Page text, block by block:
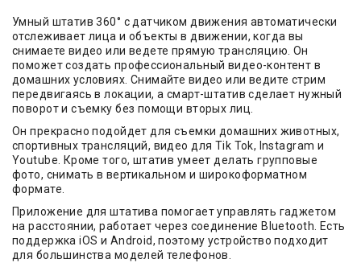
Умный штатив 360° с датчиком движения автоматически
отслеживает лица и объекты в движении, когда вы
снимаете видео или ведете прямую трансляцию. Он
поможет создать профессиональный видео-контент в
домашних условиях. Снимайте видео или ведите стрим
передвигаясь в локации, а смарт-штатив сделает нужный
поворот и съемку без помощи вторых лиц.
Он прекрасно подойдет для съемки домашних животных,
спортивных трансляций, видео для Tik Tok, Instagram и
Youtube. Кроме того, штатив умеет делать групповые
фото, снимать в вертикальном и широкоформатном
формате.
Приложение для штатива помогает управлять гаджетом
на расстоянии, работает через соединение Bluetooth. Есть
поддержка iOS и Android, поэтому устройство подходит
для большинства моделей телефонов.